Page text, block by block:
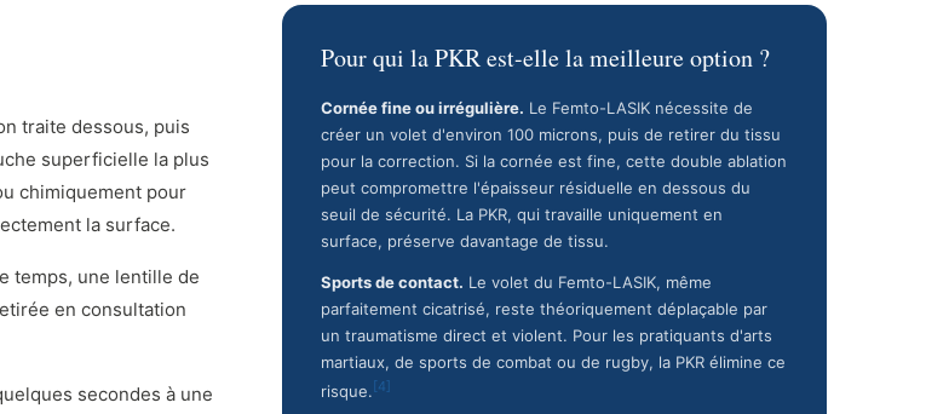
traite dessous, puis
superficielle la plus
chimiquement pour
la surface.
temps, une lentille de
en consultation
secondes à une
Pour qui la PKR est-elle la meilleure option ?
Cornée fine ou irrégulière. Le Femto-LASIK nécessite de
créer un volet d'environ 100 microns, puis de retirer du tissu
pour la correction. Si la cornée est fine, cette double ablation
peut compromettre l'épaisseur résiduelle en dessous du
seuil de sécurité. La PKR, qui travaille uniquement en
surface, préserve davantage de tissu.
Sports de contact. Le volet du Femto-LASIK, même
parfaitement cicatrisé, reste théoriquement déplaçable par
un traumatisme direct et violent. Pour les pratiquants d'arts
martiaux, de sports de combat ou de rugby, la PKR élimine ce
risque. [4]